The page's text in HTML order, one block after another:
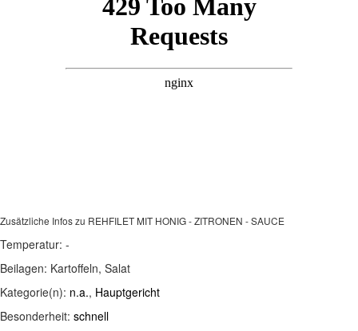
Zusätzliche Infos zu REHFILET MIT HONIG - ZITRONEN - SAUCE
Temperatur: -
Beilagen: Kartoffeln, Salat
Kategorie(n): n.a., Hauptgericht
Besonderheit: schnell